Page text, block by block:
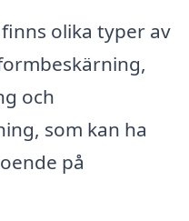
olika typer av
och
som kan ha
på